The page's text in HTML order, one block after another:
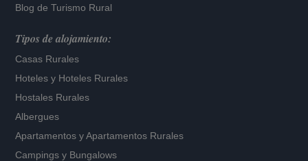
Blog de Turismo Rural
Tipos de alojamiento:
Casas Rurales
Hoteles y Hoteles Rurales
Hostales Rurales
Albergues
Apartamentos yApartamentos Rurales
Campings y Bungalows